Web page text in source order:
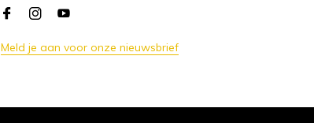
Meld je aan voor onze nieuwsbrief